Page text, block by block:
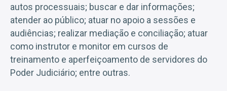
autos processuais; buscar e dar informações;
atender ao público; atuar no apoio a sessões e
audiências; realizar mediação e conciliação; atuar
como instrutor e monitor em cursos de
treinamento e aperfeiçoamento de servidores do
Poder Judiciário; entre outras.